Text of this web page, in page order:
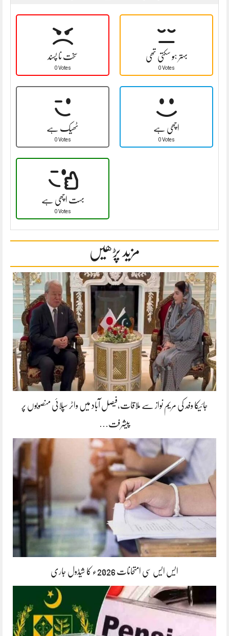
سخت نا پسند
0 Votes
بہتر ہو سکتی تھی
0 Votes
ٹھیک ہے
0 Votes
اچھی ہے
0 Votes
بہت اچھی ہے
0 Votes
مزید پڑھیں
جائیکا وفد کی مریم نواز سے ملاقات،فیصل آباد میں واٹر سپلائی منصوبوں پر
پیشرفت…
ایس ایس سی امتحانات 2026ء کا شیڈول جاری